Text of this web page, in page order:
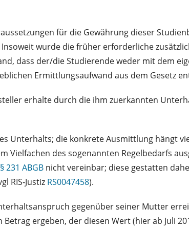
für die Gewährung dieser
Insoweit wurde die früher erforderliche
dass der/die Studierende weder mit dem
Ermittlungsaufwand aus dem Gesetz
erhalte durch die ihm zuerkannten
Unterhalts; die konkrete Ausmittlung hängt
Vielfachen des sogenannten Regelbedarfs
§ 231 ABGB nicht vereinbar; diese gestatten
RIS‑Justiz RS0047458).
gegenüber seiner Mutter
ergeben, der diesen Wert (hier ab Juli